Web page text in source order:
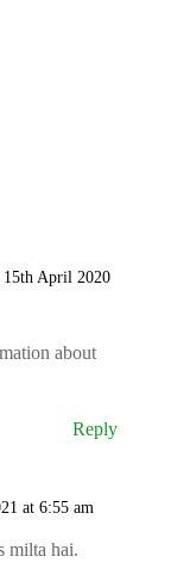
15th April 2020
about
Reply
at 6:55 am
milta hai.